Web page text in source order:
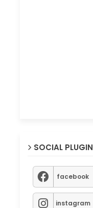
SOCIAL PLUGIN
facebook
instagram